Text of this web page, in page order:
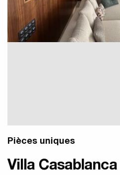
Pièces uniques
Villa Casablanca